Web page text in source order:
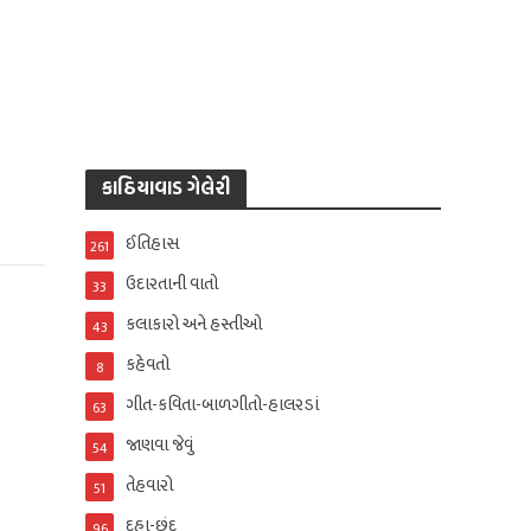
કાઠિયાવાડ ગેલેરી
ઈતિહાસ
261
ઉદારતાની વાતો
33
કલાકારો અને હસ્તીઓ
43
કહેવતો
8
ગીત-કવિતા-બાળગીતો-હાલરડાં
63
જાણવા જેવું
54
તેહવારો
51